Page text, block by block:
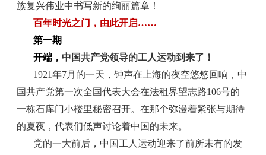
族复兴伟业中书写新的绚丽篇章！
百年时光之门，由此开启……
第一期
开端， 中国共产党领导的工人运动到来了！
1921年7月的一天，钟声在上海的夜空悠悠回响，中
国共产党第一次全国代表大会在法租界望志路106号的
一栋石库门小楼里秘密召开。在那个弥漫着紧张与期待
的夏夜，代表们低声讨论着中国的未来。
党的一大前后，中国工人运动迎来了前所未有的发